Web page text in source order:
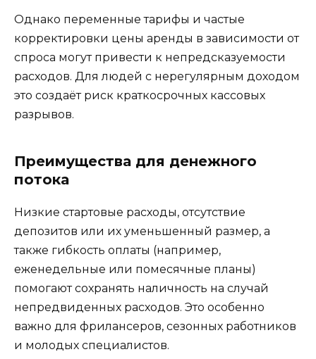
Однако переменные тарифы и частые
корректировки цены аренды в зависимости от
спроса могут привести к непредсказуемости
расходов. Для людей с нерегулярным доходом
это создаёт риск краткосрочных кассовых
разрывов.
Преимущества для денежного
потока
Низкие стартовые расходы, отсутствие
депозитов или их уменьшенный размер, а
также гибкость оплаты (например,
еженедельные или помесячные планы)
помогают сохранять наличность на случай
непредвиденных расходов. Это особенно
важно для фрилансеров, сезонных работников
и молодых специалистов.